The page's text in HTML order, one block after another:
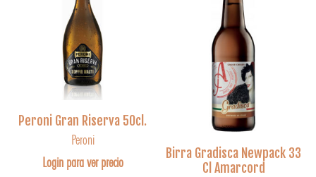
Peroni Gran Riserva 50cl.
Peroni
Login para ver precio
Birra Gradisca Newpack 33
Cl Amarcord